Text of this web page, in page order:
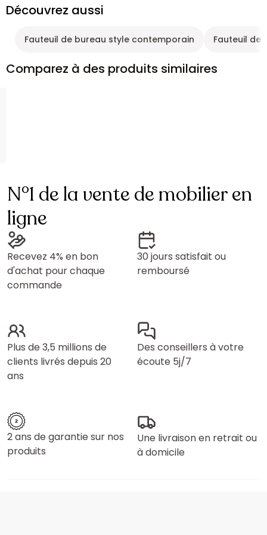
Découvrez aussi
Fauteuil de bureau style contemporain Fauteuil de
Comparez à des produits similaires
N°1 de la vente de mobilier en
ligne
Recevez 4% en bon
d'achat pour chaque
commande
30 jours satisfait ou
remboursé
Plus de 3,5 millions de
clients livrés depuis 20
ans
Des conseillers à votre
écoute 5j/7
2 ans de garantie sur nos
produits
Une livraison en retrait ou
à domicile